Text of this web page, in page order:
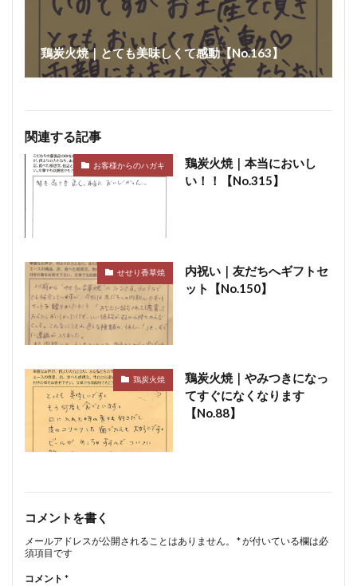
鶏炭火焼｜とても美味しくて感動【No.163】
関連する記事
お客様からのハガキ
鶏炭火焼｜本当においし
い！！【No.315】
せせり香草焼
内祝い｜友だちへギフトセ
ット【No.150】
鶏炭火焼
鶏炭火焼｜やみつきになっ
てすぐになくなります
【No.88】
コメントを書く
メールアドレスが公開されることはありません。 *が付いている欄は必
須項目です
コメント *